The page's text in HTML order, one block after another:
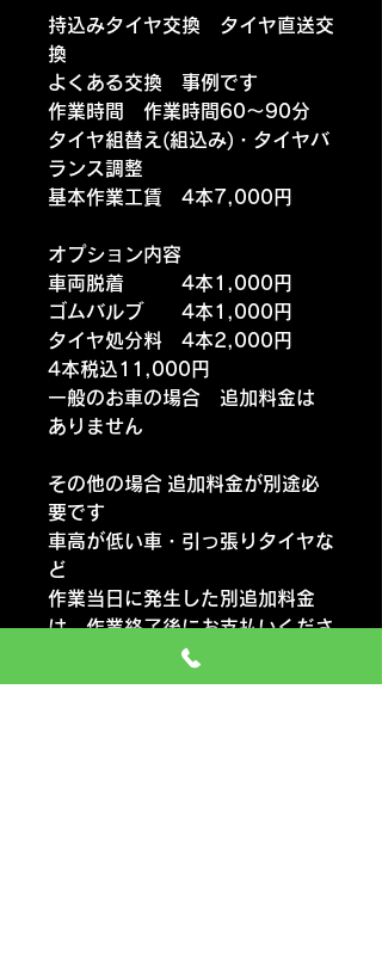
持込みタイヤ交換 タイヤ直送交
換
よくある交換 事例です
作業時間 作業時間60～90分
タイヤ組替え(組込み)・タイヤバ
ランス調整
基本作業工賃 4本7,000円
オプション内容
車両脱着 4本1,000円
ゴムバルブ 4本1,000円
タイヤ処分料 4本2,000円
4本税込11,000円
一般のお車の場合 追加料金は
ありません
その他の場合 追加料金が別途必
要です
車高が低い車・引っ張りタイヤな
ど
作業当日に発生した別追加料金
は 作業終了後にお支払いくださ